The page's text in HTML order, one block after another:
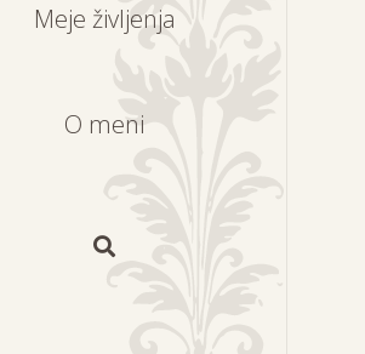
Meje življenja
O meni